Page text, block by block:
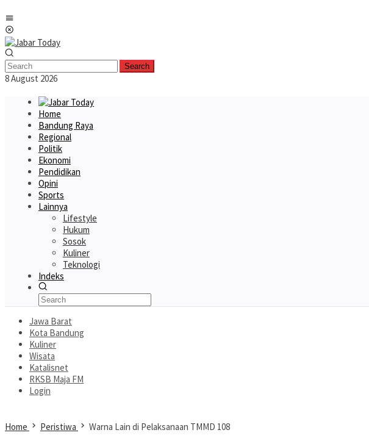
to
content
Search
8 August 2026
Home
Bandung Raya
Regional
Politik
Ekonomi
Pendidikan
Opini
Sports
Lainnya
Lifestyle
Hukum
Sosok
Kuliner
Teknologi
Indeks
Jawa Barat
Kota Bandung
Kuliner
Wisata
Katalisnet
RKSB Maja FM
Login
Home Peristiwa Warna Lain di Pelaksanaan TMMD 108